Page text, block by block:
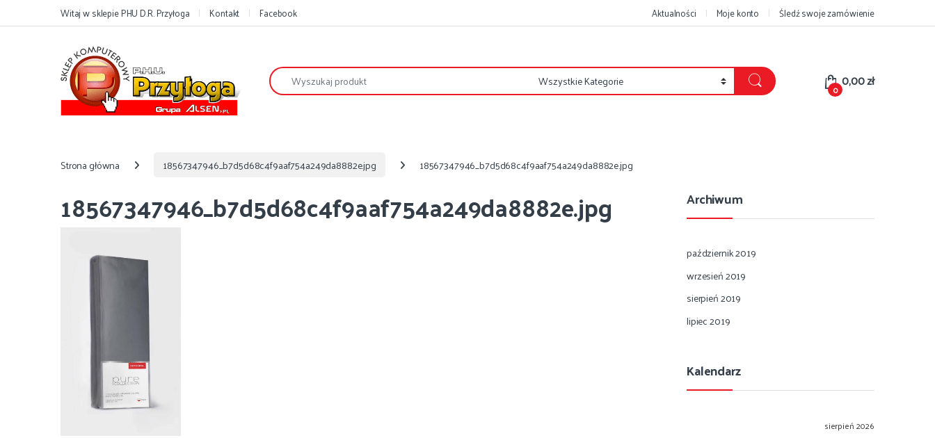
Przejdź do nawigacji
Przejdź do treściWitaj w sklepie PHU D.R. Przyłoga Kontakt Facebook Aktualności Moje konto Śledź swoje zamówienie
Szukaj:
0 0,00zł
Strona główna 18567347946_b7d5d68c4f9aaf754a249da8882e.jpg 18567347946_b7d5d68c4f9aaf754a249da8882e.jpg
18567347946_b7d5d68c4f9aaf754a249da8882e.jpg Archiwum
październik 2019
wrzesień 2019
sierpień 2019
lipiec 2019
Kalendarz
sierpień 2026